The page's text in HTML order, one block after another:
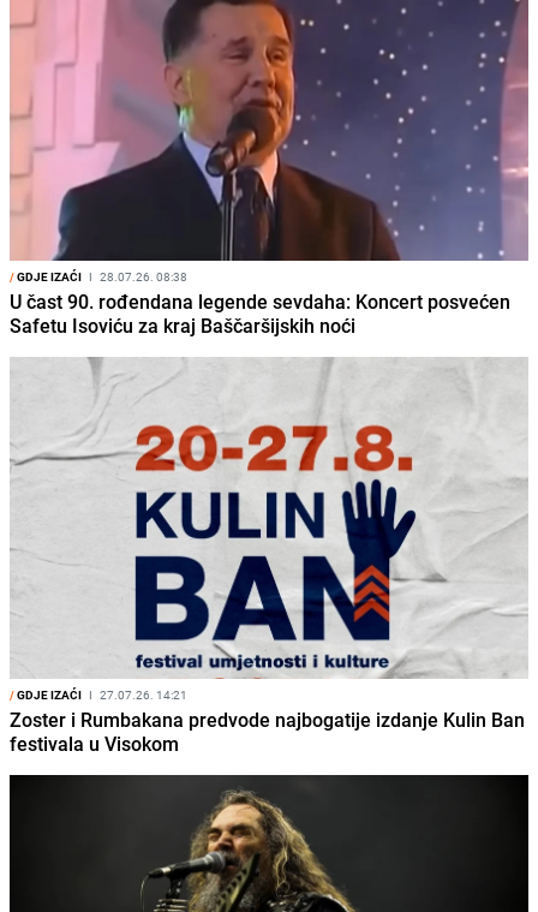
/GDJE IZAĆI I 28.07.26. 08:38
U čast 90. rođendana legende sevdaha: Koncert posvećen
Safetu Isoviću za kraj Baščaršijskih noći
/GDJE IZAĆI I 27.07.26. 14:21
Zoster i Rumbakana predvode najbogatije izdanje Kulin Ban
festivala u Visokom